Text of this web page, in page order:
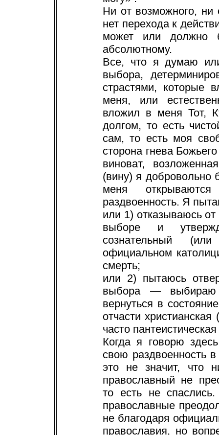
Ни от возможного, ни
нет перехода к
может или должно
абсолютному.
Все, что я думаю
выбора,
страстями, которые
меня, или
вложил в меня Тот,
долгом, то есть
сам, то есть моя
сторона гнева
виноват,
(вину) я добровольно
меня
раздвоенность. Я
или 1) отказываюсь
выборе и
сознательный
официальном
смерть;
или 2) пытаюсь
выбора — выбираю
вернуться в
отчасти
часто
Когда я говорю
свою раздвоенность
это не значит, что
православный не
то есть не
православные
не благодаря
православия, но